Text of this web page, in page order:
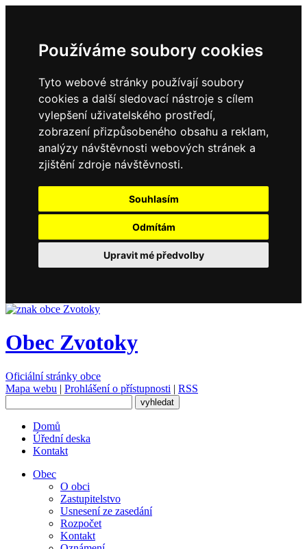
Používáme soubory cookies
Tyto webové stránky používají soubory
cookies a další sledovací nástroje s cílem
vylepšení uživatelského prostředí,
zobrazení přizpůsobeného obsahu a reklam,
analýzy návštěvnosti webových stránek a
zjištění zdroje návštěvnosti.
Souhlasím
Odmítám
Upravit mé předvolby
Obec Zvotoky
Oficiální stránky obce
Mapa webu | Prohlášení o přístupnosti | RSS
Domů
Úřední deska
Kontakt
Obec
O obci
Zastupitelstvo
Usnesení ze zasedání
Rozpočet
Kontakt